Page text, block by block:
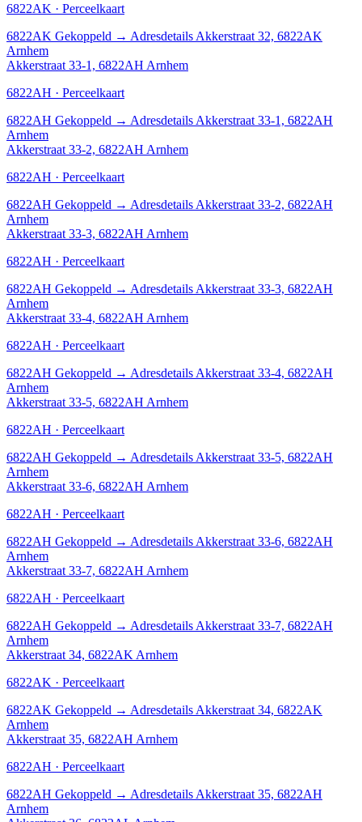
6822AK · Perceelkaart
6822AK Gekoppeld → Adresdetails Akkerstraat 32, 6822AK
Arnhem
Akkerstraat 33-1, 6822AH Arnhem
6822AH · Perceelkaart
6822AH Gekoppeld → Adresdetails Akkerstraat 33-1, 6822AH
Arnhem
Akkerstraat 33-2, 6822AH Arnhem
6822AH · Perceelkaart
6822AH Gekoppeld → Adresdetails Akkerstraat 33-2, 6822AH
Arnhem
Akkerstraat 33-3, 6822AH Arnhem
6822AH · Perceelkaart
6822AH Gekoppeld → Adresdetails Akkerstraat 33-3, 6822AH
Arnhem
Akkerstraat 33-4, 6822AH Arnhem
6822AH · Perceelkaart
6822AH Gekoppeld → Adresdetails Akkerstraat 33-4, 6822AH
Arnhem
Akkerstraat 33-5, 6822AH Arnhem
6822AH · Perceelkaart
6822AH Gekoppeld → Adresdetails Akkerstraat 33-5, 6822AH
Arnhem
Akkerstraat 33-6, 6822AH Arnhem
6822AH · Perceelkaart
6822AH Gekoppeld → Adresdetails Akkerstraat 33-6, 6822AH
Arnhem
Akkerstraat 33-7, 6822AH Arnhem
6822AH · Perceelkaart
6822AH Gekoppeld → Adresdetails Akkerstraat 33-7, 6822AH
Arnhem
Akkerstraat 34, 6822AK Arnhem
6822AK · Perceelkaart
6822AK Gekoppeld → Adresdetails Akkerstraat 34, 6822AK
Arnhem
Akkerstraat 35, 6822AH Arnhem
6822AH · Perceelkaart
6822AH Gekoppeld → Adresdetails Akkerstraat 35, 6822AH
Arnhem